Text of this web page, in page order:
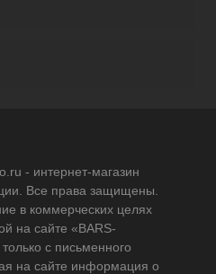
- интернет-магазин
Все права защищены.
в коммерческих целях
на сайте «BARS-
с письменного
на сайте информация о